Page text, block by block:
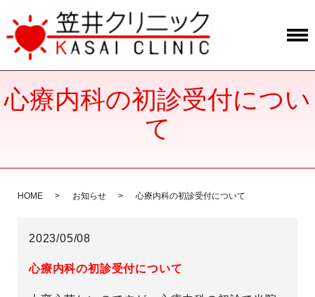
心療内科の初診受付につい
て
HOME お知らせ 心療内科の初診受付について
2023/05/08
心療内科の初診受付について